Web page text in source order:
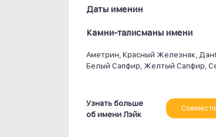
Даты именин
Камни-талисманы имени
Аметрин, Красный Железняк,
Белый Сапфир, Желтый Сапфир,
Узнать больше
об имени Лэйк